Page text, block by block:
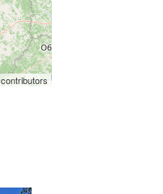
contributors